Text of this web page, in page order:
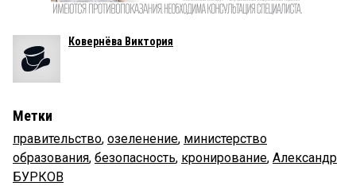
Ковернёва Виктория
Метки
правительство, озеленение, министерство
образования, безопасность, кронирование, Александр
БУРКОВ